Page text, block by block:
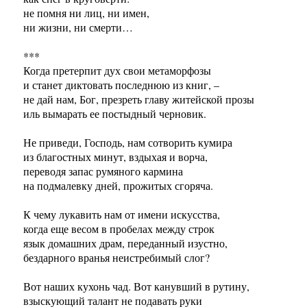
не помня ни лиц, ни имен,
ни жизни, ни смерти…
***
Когда претерпит дух свои метаморфозы
и станет диктовать последнюю из книг, –
не дай нам, Бог, презреть главу житейской прозы
иль вымарать ее постыдный черновик.
Не приведи, Господь, нам сотворить кумира
из благостных минут, вздыхая и ворча,
переводя запас румяного кармина
на подмалевку дней, прожитых сгоряча.
К чему лукавить нам от имени искусства,
когда еще весом в пробелах между строк
язык домашних драм, переданный изустно,
бездарного вранья неистребимый слог?
Вот наших кухонь чад. Вот канувший в рутину,
взыскующий талант не подавать руки